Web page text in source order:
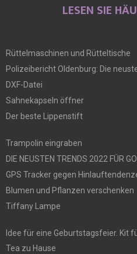
LESEN SIE
Rüttelmaschinen und Rütteltische
Polizeibericht Oldenburg: Die
DXF-Datei
Sahnekapseln öffner
Der beste Lippenstift
Trampolin eingraben
DIE NEUSTEN TRENDS 2022 FÜR
GPS Tracker gegen
Blumen und Pflanzen verschenken
Tiffany Lampe
Idee für eine Geburtstagsfeier. Kit
Tea zu Hause